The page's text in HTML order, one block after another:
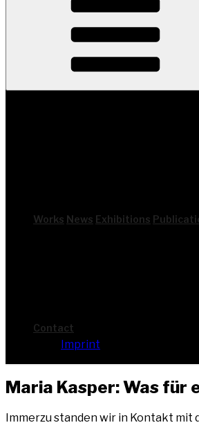
Works News Exhi­bi­ti­ons
Cont­act
Imprint
Maria Kas­per: Was für
Immer­zu stan­den wir in Kon­takt mit